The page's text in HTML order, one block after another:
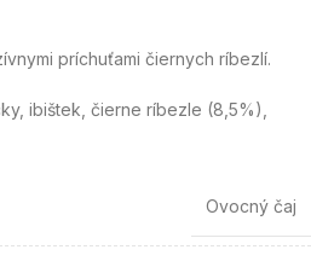
príchuťami čiernych ríbezlí.
ibištek, čierne ríbezle (8,5%),
Ovocný čaj